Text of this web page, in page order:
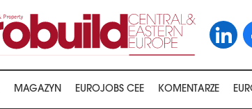
MAGAZYN EUROJOBS CEE KOMENTARZE